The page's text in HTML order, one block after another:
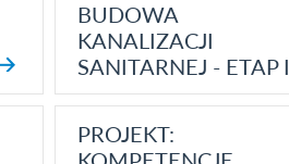
BUDOWA
KANALIZACJI
SANITARNEJ - ETAP I
PROJEKT: